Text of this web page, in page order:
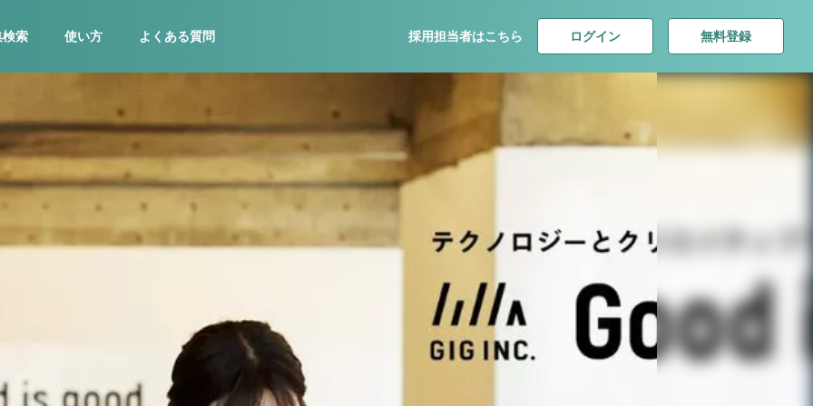
検索 使い方 よくある質問 採用担当者はこちら ログイン 無料登録